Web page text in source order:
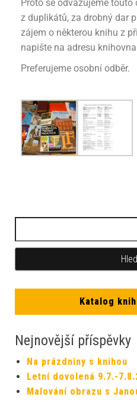
Proto se odvažujeme
z duplikátů, za drobný dar
zájem o některou knihu z
napište na adresu
Preferujeme osobní odběr.
Katalog
Nejnovější příspěvky
Na prázdniny s knihou
Letní dovolená 9.7.-
Malování obrazu s